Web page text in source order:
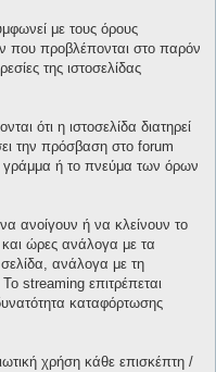
με τους όρους
που προβλέπονται στο παρόν
της ιστοσελίδας
ότι η ιστοσελίδα διατηρεί
την πρόσβαση στο forum
γράμμα ή το πνεύμα των όρων
να ανοίγουν ή να κλείνουν το
ώρες ανάλογα με τα
ανάλογα με τη
streaming επιτρέπεται
καταφόρτωσης
χρήση κάθε επισκέπτη /